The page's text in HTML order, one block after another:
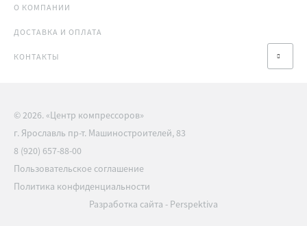
О КОМПАНИИ
ДОСТАВКА И ОПЛАТА
КОНТАКТЫ
© 2026. «Центр компрессоров»
г. Ярославль пр-т. Машиностроителей, 83
8 (920) 657-88-00
Пользовательское соглашение
Политика конфиденциальности
Разработка сайта - Perspektiva